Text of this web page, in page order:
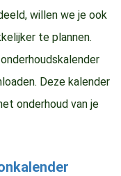
willen we je ook
te plannen.
Deze kalender
onderhoud van je